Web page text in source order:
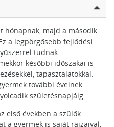
hónapnak, majd a második
a legpörgősebb fejlődési
tudnak
későbbi időszakai is
tapasztalatokkal.
további éveinek
születésnapjáig.
első években a szülők
a gyermek is saját rajzaival,